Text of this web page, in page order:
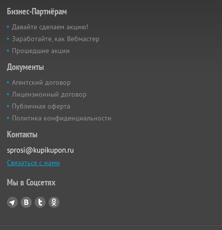
Бизнес-Партнёрам
Давайте сделаем акцию!
Заработайте, как Вебмастер
Прошедшие акции
Документы
Агентский договор
Лицензионный договор
Публичная оферта
Политика конфиденциальности
Контакты
sprosi@kupikupon.ru
Связаться с нами
Мы в Соцсетях